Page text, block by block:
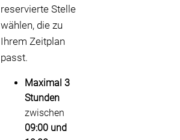
reservierte Stelle
wählen, die zu
Ihrem Zeitplan
passt.
Maximal 3
Stunden
zwischen
09:00 und